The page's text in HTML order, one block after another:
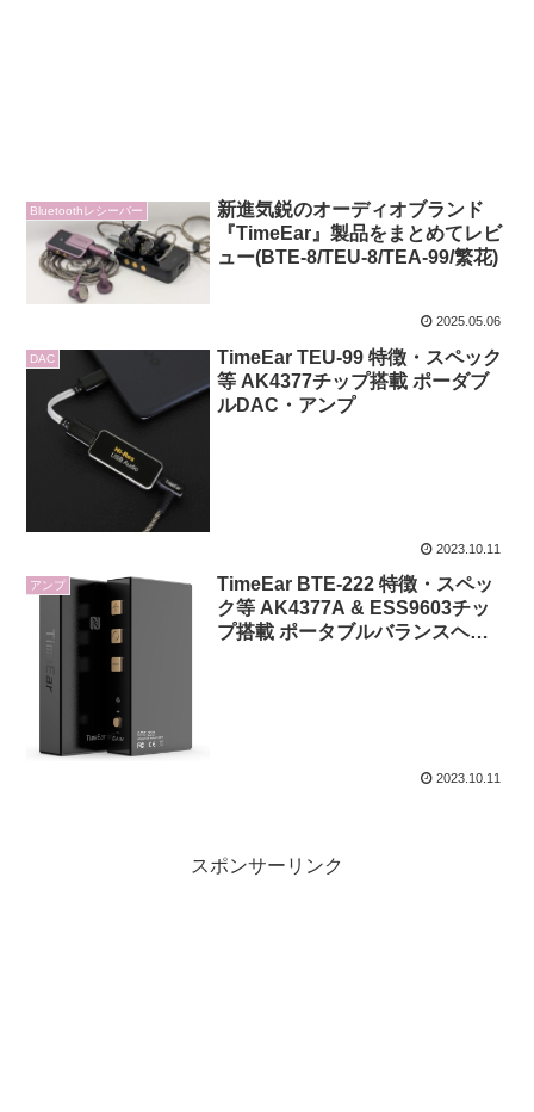
Bluetoothレシーバー
新進気鋭のオーディオブランド
『TimeEar』製品をまとめてレビ
ュー(BTE-8/TEU-8/TEA-99/繁花)
2025.05.06
DAC
TimeEar TEU-99 特徴・スペック
等 AK4377チップ搭載 ポーダブ
ルDAC・アンプ
2023.10.11
アンプ
TimeEar BTE-222 特徴・スペッ
ク等 AK4377A & ESS9603チッ
プ搭載 ポータブルバランスヘッ
2023.10.11
スポンサーリンク